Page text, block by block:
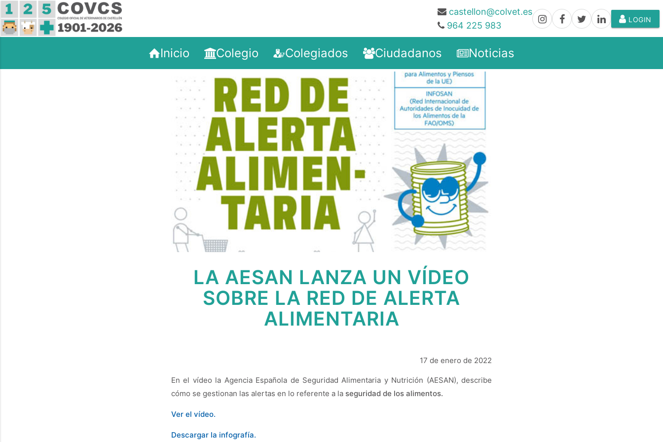
castellon@colvet.es
964 225 983
LOGIN
Inicio Colegio Colegiados Ciudadanos Noticias
LA AESAN LANZA UN VÍDEO
SOBRE LA RED DE ALERTA
ALIMENTARIA
17 de enero de 2022
En el vídeo la Agencia Española de Seguridad Alimentaria y Nutrición (AESAN), describe
cómo se gestionan las alertas en lo referente a la seguridad de los alimentos.
Ver el vídeo.
Descargar la infografía.